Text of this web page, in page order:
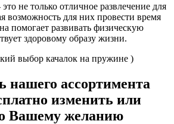
не только отличное развлечение для
возможность для них провести время
помогает развивать физическую
здоровому образу жизни.
выбор качалок на пружине )
нашего ассортимента
изменить или
Вашему желанию